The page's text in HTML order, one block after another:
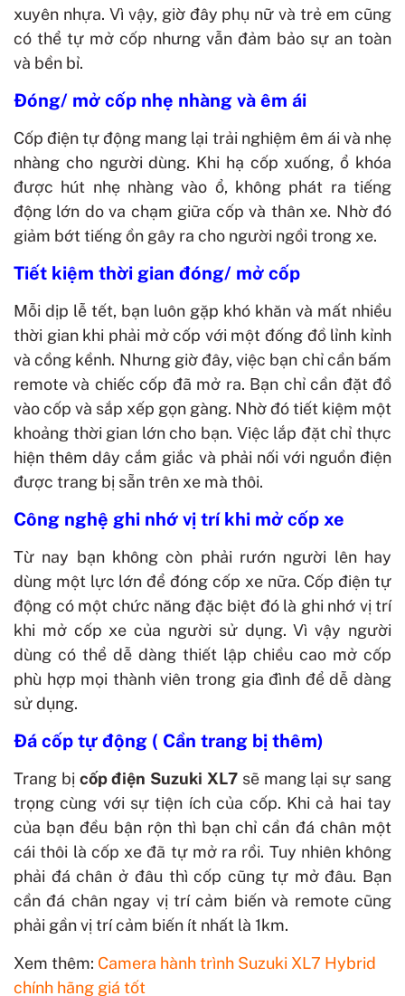
xuyên nhựa. Vì vậy, giờ đây phụ nữ và trẻ em cũng
có thể tự mở cốp nhưng vẫn đảm bảo sự an toàn
và bền bỉ.
Đóng/ mở cốp nhẹ nhàng và êm ái
Cốp điện tự động mang lại trải nghiệm êm ái và nhẹ
nhàng cho người dùng. Khi hạ cốp xuống, ổ khóa
được hút nhẹ nhàng vào ổ, không phát ra tiếng
động lớn do va chạm giữa cốp và thân xe. Nhờ đó
giảm bớt tiếng ồn gây ra cho người ngồi trong xe.
Tiết kiệm thời gian đóng/ mở cốp
Mỗi dịp lễ tết, bạn luôn gặp khó khăn và mất nhiều
thời gian khi phải mở cốp với một đống đồ lỉnh kỉnh
và cồng kềnh. Nhưng giờ đây, việc bạn chỉ cần bấm
remote và chiếc cốp đã mở ra. Bạn chỉ cần đặt đồ
vào cốp và sắp xếp gọn gàng. Nhờ đó tiết kiệm một
khoảng thời gian lớn cho bạn. Việc lắp đặt chỉ thực
hiện thêm dây cắm giắc và phải nối với nguồn điện
được trang bị sẵn trên xe mà thôi.
Công nghệ ghi nhớ vị trí khi mở cốp xe
Từ nay bạn không còn phải rướn người lên hay
dùng một lực lớn để đóng cốp xe nữa. Cốp điện tự
động có một chức năng đặc biệt đó là ghi nhớ vị trí
khi mở cốp xe của người sử dụng. Vì vậy người
dùng có thể dễ dàng thiết lập chiều cao mở cốp
phù hợp mọi thành viên trong gia đình để dễ dàng
sử dụng.
Đá cốp tự động ( Cần trang bị thêm)
Trang bị cốp điện Suzuki XL7 sẽ mang lại sự sang
trọng cùng với sự tiện ích của cốp. Khi cả hai tay
của bạn đều bận rộn thì bạn chỉ cần đá chân một
cái thôi là cốp xe đã tự mở ra rồi. Tuy nhiên không
phải đá chân ở đâu thì cốp cũng tự mở đâu. Bạn
cần đá chân ngay vị trí cảm biến và remote cũng
phải gần vị trí cảm biến ít nhất là 1km.
Xem thêm: Camera hành trình Suzuki XL7 Hybrid
chính hãng giá tốt